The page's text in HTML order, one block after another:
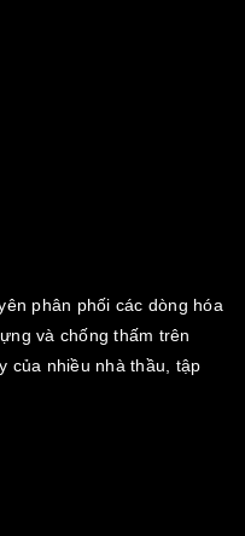
phân phối các dòng hóa
và chống thấm trên
của nhiều nhà thầu, tập